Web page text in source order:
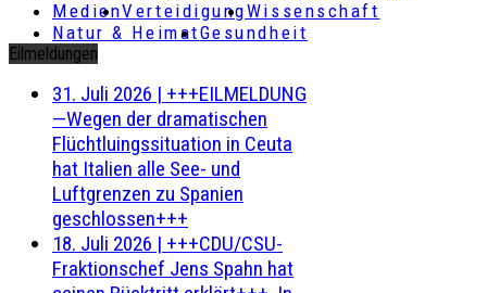
MedienVerteidigungWissenschaft
Natur & HeimatGesundheit
Eilmeldungen
31. Juli 2026 | +++EILMELDUNG
—Wegen der dramatischen
Flüchtluingssituation in Ceuta
hat Italien alle See- und
Luftgrenzen zu Spanien
geschlossen+++
18. Juli 2026 | +++CDU/CSU-
Fraktionschef Jens Spahn hat